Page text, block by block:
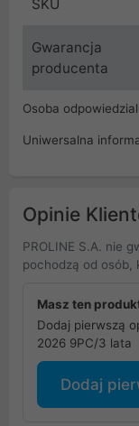
SKU
Gwarancja
producenta
Osoba
Uniwersalna
Opinie
PROLINE S.A. nie
pochodzą od osób,
Masz ten
Dodaj pierwszą
2026 9PC/3 lata
Dodaj